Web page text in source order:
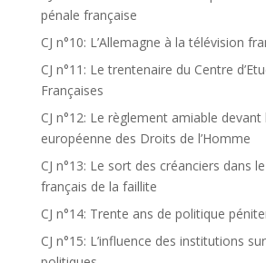
pénale française
CJ n°10: L’Allemagne à la télévision
CJ n°11: Le trentenaire du Centre
Françaises
CJ n°12: Le règlement amiable devant
européenne des Droits de l’Homme
CJ n°13: Le sort des créanciers dans
français de la faillite
CJ n°14: Trente ans de politique
CJ n°15: L’influence des institutions